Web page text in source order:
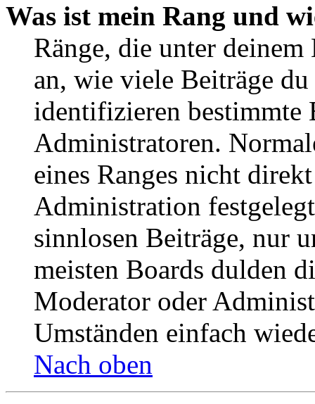
Was ist mein Rang und
Ränge, die unter deinem
an, wie viele Beiträge
identifizieren bestimmte
Administratoren.
eines Ranges nicht
Administration
sinnlosen Beiträge, nur
meisten Boards dulden
Moderator oder
Umständen einfach
Nach oben